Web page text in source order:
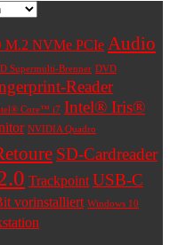
M.2 NVMe PCIe Audio
Supermulti-Brenner DVD
Reader
Core™ i7 Intel® Iris®
NVIDIA Quadro
SD-Cardreader
Trackpoint USB-C
vorinstalliert Windows 10